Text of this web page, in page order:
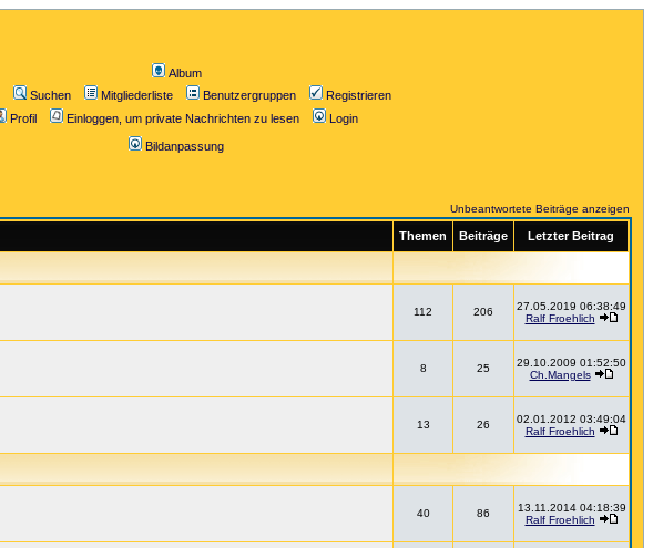
Album
Suchen Mitgliederliste Benutzergruppen
Registrieren
Profil
Einloggen, um private Nachrichten zu lesen Login
Bildanpassung
Unbeantwortete Beiträge anzeigen
Themen Beiträge Letzter Beitrag
112 206
27.05.2019 06:38:49
Ralf Froehlich
8 25
29.10.2009 01:52:50
Ch.Mangels
13 26
02.01.2012 03:49:04
Ralf Froehlich
40 86
13.11.2014 04:18:39
Ralf Froehlich